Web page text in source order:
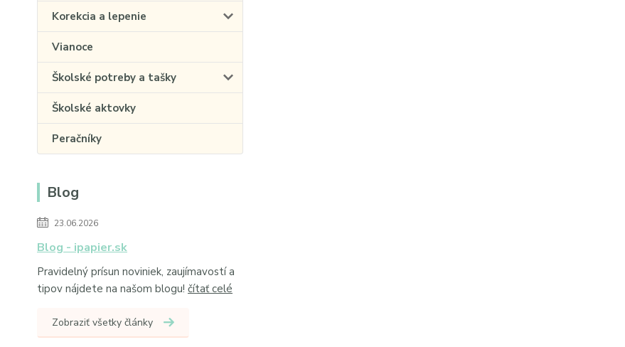
Korekcia a lepenie
Vianoce
Školské potreby a tašky
Školské aktovky
Peračníky
Blog
23.06.2026
Blog - ipapier.sk
Pravidelný prísun noviniek, zaujímavostí a
tipov nájdete na našom blogu! čítať celé
Zobraziť všetky články